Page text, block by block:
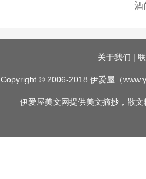
酒
关于我们 |
Copyright © 2006-2018 伊爱屋 （
伊爱屋美文网提供美文摘抄 ， 散文